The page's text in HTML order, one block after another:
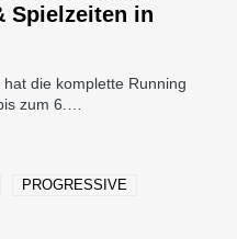
Spielzeiten in
hat die komplette Running
zum 6.…
PROGRESSIVE